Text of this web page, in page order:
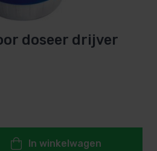
doseer drijver
In winkelwagen